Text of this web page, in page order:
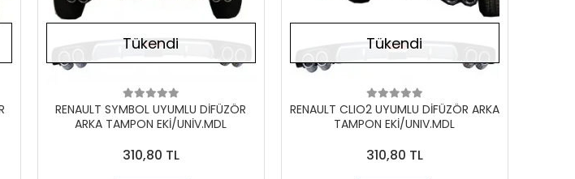
Tükendi
RENAULT SYMBOL UYUMLU DİFÜZÖR
ARKA TAMPON EKİ/UNİV.MDL
310,80 TL
Tükendi
RENAULT CLIO2 UYUMLU DİFÜZÖR ARKA
TAMPON EKİ/UNIV.MDL
310,80 TL